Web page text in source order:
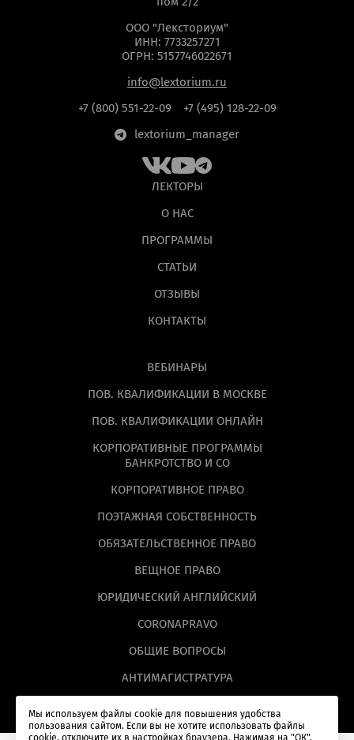
Мы используем файлы cookie для повышения удобства
пользования сайтом. Если вы не хотите использовать файлы
ООО "Лексториум"
ИНН: 7733257271
ОГРН: 5157746022671
info@lextorium.ru
+7 (800) 551-22-09
+7 (495) 128-22-09
lextorium_manager
ЛЕКТОРЫ
О НАС
ПРОГРАММЫ
СТАТЬИ
ОТЗЫВЫ
КОНТАКТЫ
ВЕБИНАРЫ
ПОВ. КВАЛИФИКАЦИИ В МОСКВЕ
ПОВ. КВАЛИФИКАЦИИ ОНЛАЙН
КОРПОРАТИВНЫЕ ПРОГРАММЫ
БАНКРОТСТВО И СО
КОРПОРАТИВНОЕ ПРАВО
ПОЭТАЖНАЯ СОБСТВЕННОСТЬ
ОБЯЗАТЕЛЬСТВЕННОЕ ПРАВО
ВЕЩНОЕ ПРАВО
ЮРИДИЧЕСКИЙ АНГЛИЙСКИЙ
CORONAPRAVO
ОБЩИЕ ВОПРОСЫ
АНТИМАГИСТРАТУРА